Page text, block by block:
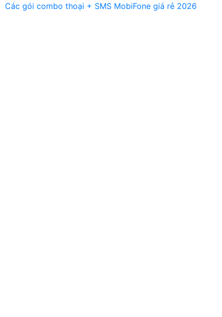
Các gói combo thoại + SMS MobiFone giá rẻ 2026